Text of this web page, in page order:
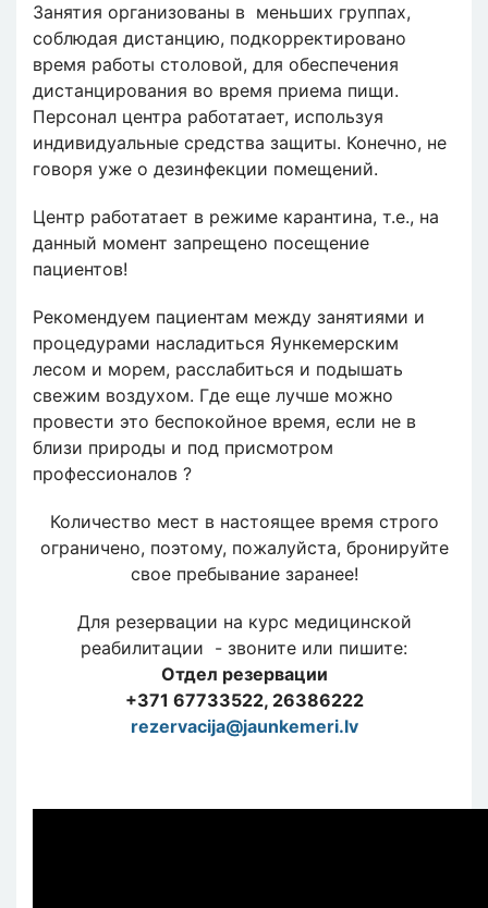
Занятия организованы в меньших группах,
соблюдая дистанцию, подкорректировано
время работы столовой, для обеспечения
дистанцирования во время приема пищи.
Персонал центра работатает, используя
индивидуальные средства защиты. Конечно, не
говоря уже о дезинфекции помещений.
Центр работатает в режиме карантина, т.е., на
данный момент запрещено посещение
пациентов!
Рекомендуем пациентам между занятиями и
процедурами насладиться Яункемерским
лесом и морем, расслабиться и подышать
свежим воздухом. Где еще лучше можно
провести это беспокойное время, если не в
близи природы и под присмотром
профессионалов ?
Количество мест в настоящее время строго
ограничено, поэтому, пожалуйста, бронируйте
свое пребывание заранее!
Для резервации на курс медицинской
реабилитации - звоните или пишите:
Отдел резервации
+371 67733522, 26386222
rezervacija@jaunkemeri.lv